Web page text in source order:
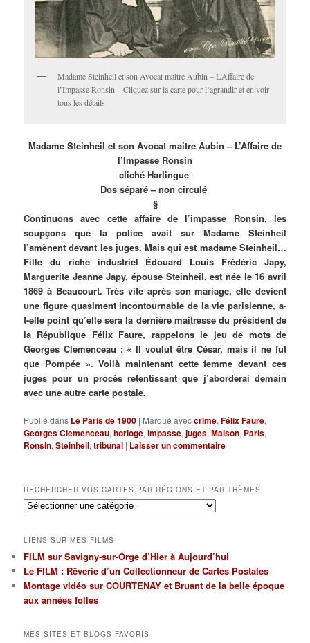
Madame Steinheil et son Avocat maitre Aubin – L’Affaire de
l’Impasse Ronsin – Cliquez sur la carte pour l’agrandir et en voir
tous les détails
Madame Steinheil et son Avocat maitre Aubin – L’Affaire de
l’Impasse Ronsin
cliché Harlingue
Dos séparé – non circulé
§
Continuons avec cette affaire de l’impasse Ronsin, les
soupçons que la police avait sur Madame Steinheil
l’amènent devant les juges. Mais qui est madame Steinheil…
Fille du riche industriel Édouard Louis Frédéric Japy,
Marguerite Jeanne Japy, épouse Steinheil, est née le 16 avril
1869 à Beaucourt. Très vite après son mariage, elle devient
une figure quasiment incontournable de la vie parisienne, a-
t-elle point qu’elle sera la dernière maitresse du président de
la République Félix Faure, rappelons le jeu de mots de
Georges Clemenceau : « Il voulut être César, mais il ne fut
que Pompée ». Voilà maintenant cette femme devant ces
juges pour un procès retentissant que j’aborderai demain
avec une autre carte postale.
Publié dans Le Paris de 1900 | Marqué aveccrime,Félix Faure,
Georges Clemenceau,horloge,impasse,juges,Maison, Paris,
Ronsin,Steinheil,tribunal | Laisser un commentaire
RECHERCHER VOS CARTES PAR RÉGIONS ET PAR THÈMES
Rechercher
par
régions
et
par
thèmes
LIENS SUR MES FILMS
FILM sur Savigny-sur-Orge d’Hier à Aujourd’hui
Le FILM : Rêverie d’un Collectionneur de Cartes Postales
Montage vidéo sur COURTENAY et Bruant de la belle époque
aux années folles
MES SITES ET BLOGS FAVORIS